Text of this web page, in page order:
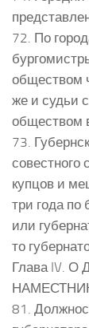
72. По
обществом
же и судьи
обществом
73.
совестного
купцов и
три года по
или
то
Глава IV.
81.